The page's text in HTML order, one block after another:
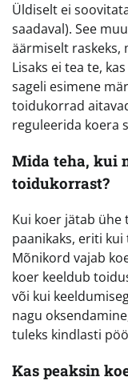
Üldiselt ei
saadaval). See
äärmiselt raskeks,
Lisaks ei tea te,
sageli esimene
toidukorrad
reguleerida koera
Mida teha, kui
toidukorrast?
Kui koer jätab
paanikaks, eriti
Mõnikord vajab
koer keeldub
või kui
nagu
tuleks kindlasti
Kas peaksin